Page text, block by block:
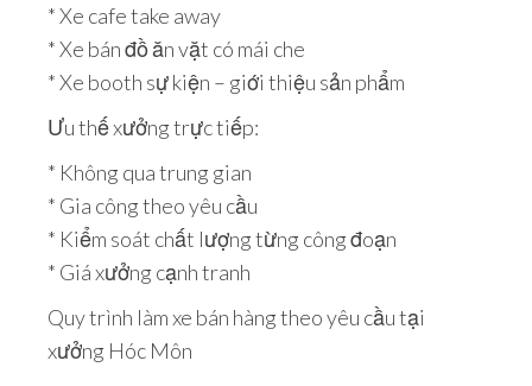
* Xe cafe take away
* Xe bán đồ ăn vặt có mái che
* Xe booth sự kiện – giới thiệu sản phẩm
Ưu thế xưởng trực tiếp:
* Không qua trung gian
* Gia công theo yêu cầu
* Kiểm soát chất lượng từng công đoạn
* Giá xưởng cạnh tranh
Quy trình làm xe bán hàng theo yêu cầu tại
xưởng Hóc Môn